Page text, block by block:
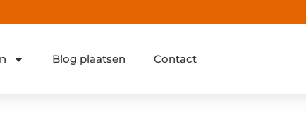
Blog plaatsen Contact